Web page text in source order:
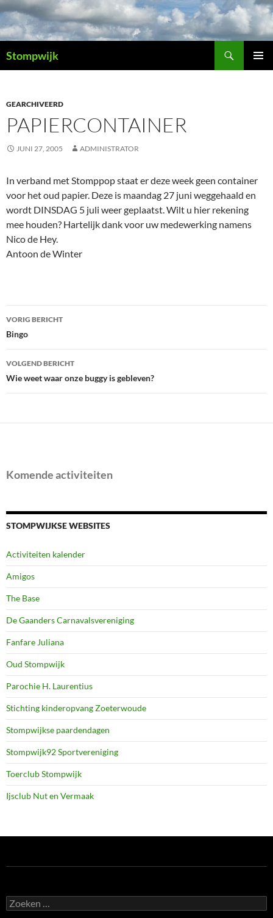
Ga
naar
de
inhoud
Stompwijk
GEARCHIVEERD
PAPIERCONTAINER
JUNI 27, 2005 ADMINISTRATOR
In verband met Stomppop staat er deze week geen container
voor het oud papier. Deze is maandag 27 juni weggehaald en
wordt DINSDAG 5 juli weer geplaatst. Wilt u hier rekening
mee houden? Hartelijk dank voor uw medewerking namens
Nico de Hey.
Antoon de Winter
Bericht
navigatie
VORIG BERICHT
Bingo
VOLGEND BERICHT
Wie weet waar onze buggy is gebleven?
Komende activiteiten
STOMPWIJKSE WEBSITES
Activiteiten kalender
Amigos
The Base
De Gaanders Carnavalsvereniging
Fanfare Juliana
Oud Stompwijk
Parochie H. Laurentius
Stichting kinderopvang Zoeterwoude
Stompwijkse paardendagen
Stompwijk92 Sportvereniging
Toerclub Stompwijk
Ijsclub Nut en Vermaak
Zoeken
naar: